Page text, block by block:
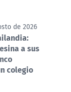
de 2026
a sus
colegio